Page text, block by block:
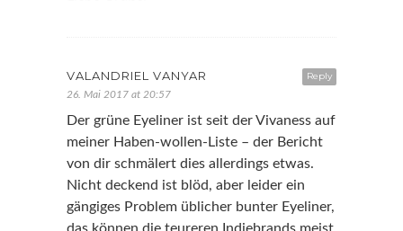
Reply
VALANDRIEL VANYAR
26. Mai 2017 at 20:57
Der grüne Eyeliner ist seit der Vivaness auf
meiner Haben-wollen-Liste – der Bericht
von dir schmälert dies allerdings etwas.
Nicht deckend ist blöd, aber leider ein
gängiges Problem üblicher bunter Eyeliner,